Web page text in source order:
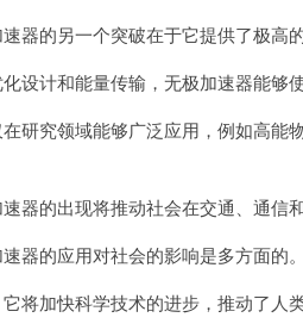
的另一个突破在于它提供了极高的
计和能量传输，无极加速器能够使
究领域能够广泛应用，例如高能
的出现将推动社会在交通、通信和
的应用对社会的影响是多方面的。
加快科学技术的进步，推动了人类